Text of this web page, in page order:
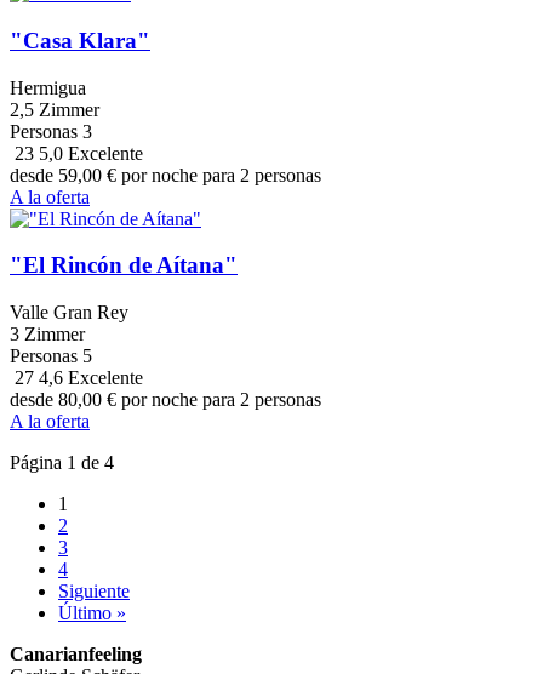
"Casa Klara"
Hermigua
2,5 Zimmer
Personas 3
23 5,0 Excelente
desde 59,00 € por noche para 2 personas
A la oferta
"El Rincón de Aítana"
Valle Gran Rey
3 Zimmer
Personas 5
27 4,6 Excelente
desde 80,00 € por noche para 2 personas
A la oferta
Página 1 de 4
1
2
3
4
Siguiente
Último »
Canarianfeeling